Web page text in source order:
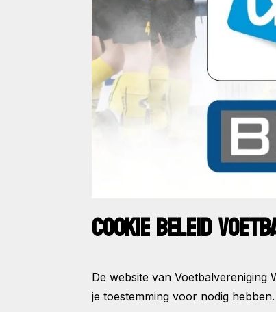
COOKIE BELEID
De website van Voetbalvereniging
je toestemming voor nodig